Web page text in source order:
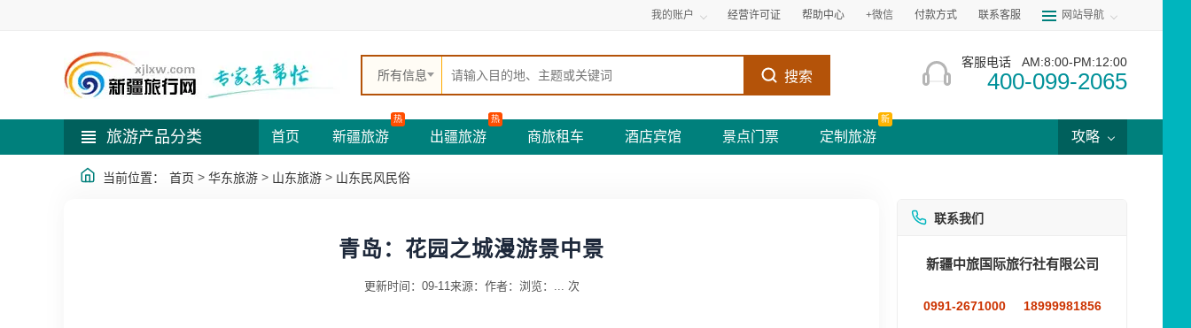
我的账户 经营许可证 帮助中心 +微信 付款方式 联系客服 网站导航
所有信息 搜索
客服电话 AM:8:00-PM:12:00
400-099-2065
旅游产品分类 首页 新疆旅游
热
出疆旅游
热
商旅租车 酒店宾馆 景点门票 定制旅游
新
攻略
当前位置： 首页 > 华东旅游 > 山东旅游 > 山东民风民俗
青岛：花园之城漫游景中景
更新时间：09-11来源： 作者： 浏览： ... 次
联系我们
新疆中旅国际旅行社有限公司
0991-2671000 18999981856